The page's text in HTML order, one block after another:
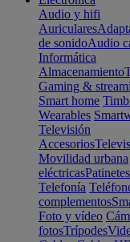
Audio y hifi
Auriculares
de sonidoAudio
Informática
Almacenamiento
Gaming &
Smart home
Wearables
Televisión
Accesorios
Movilidad urbana
eléctricas
Telefonía
complementos
Foto y vídeo
fotosTrípodes